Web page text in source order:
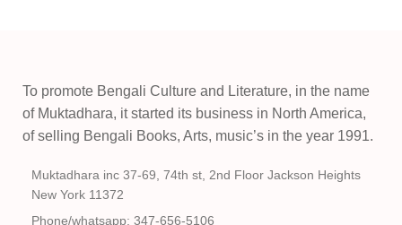
To promote Bengali Culture and Literature, in the name
of Muktadhara, it started its business in North America,
of selling Bengali Books, Arts, music’s in the year 1991.
Muktadhara inc 37-69, 74th st, 2nd Floor Jackson Heights
New York 11372
Phone/whatsapp: 347-656-5106